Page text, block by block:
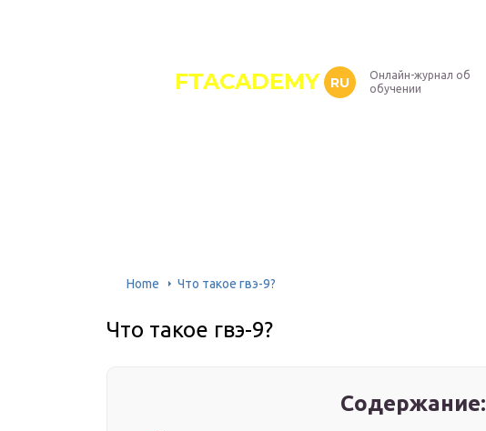
FTACADEMY RU
Онлайн-журнал об
обучении
Home Что такое гвэ-9?
Что такое гвэ-9?
Содержание: